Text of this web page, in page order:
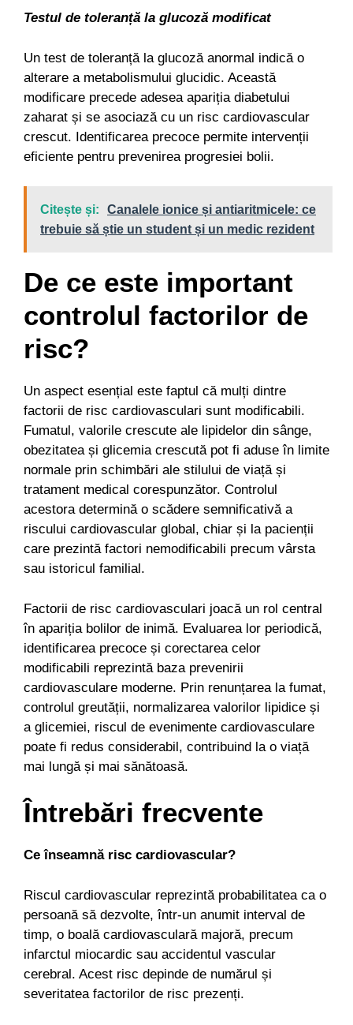
Testul de toleranță la glucoză modificat
Un test de toleranță la glucoză anormal indică o
alterare a metabolismului glucidic. Această
modificare precede adesea apariția diabetului
zaharat și se asociază cu un risc cardiovascular
crescut. Identificarea precoce permite intervenții
eficiente pentru prevenirea progresiei bolii.
Citește și:
Canalele ionice și antiaritmicele: ce
trebuie să știe un student și un medic rezident
De ce este important
controlul factorilor de
risc?
Un aspect esențial este faptul că mulți dintre
factorii de risc cardiovasculari sunt modificabili.
Fumatul, valorile crescute ale lipidelor din sânge,
obezitatea și glicemia crescută pot fi aduse în limite
normale prin schimbări ale stilului de viață și
tratament medical corespunzător. Controlul
acestora determină o scădere semnificativă a
riscului cardiovascular global, chiar și la pacienții
care prezintă factori nemodificabili precum vârsta
sau istoricul familial.
Factorii de risc cardiovasculari joacă un rol central
în apariția bolilor de inimă. Evaluarea lor periodică,
identificarea precoce și corectarea celor
modificabili reprezintă baza prevenirii
cardiovasculare moderne. Prin renunțarea la fumat,
controlul greutății, normalizarea valorilor lipidice și
a glicemiei, riscul de evenimente cardiovasculare
poate fi redus considerabil, contribuind la o viață
mai lungă și mai sănătoasă.
Întrebări frecvente
Ce înseamnă risc cardiovascular?
Riscul cardiovascular reprezintă probabilitatea ca o
persoană să dezvolte, într-un anumit interval de
timp, o boală cardiovasculară majoră, precum
infarctul miocardic sau accidentul vascular
cerebral. Acest risc depinde de numărul și
severitatea factorilor de risc prezenți.